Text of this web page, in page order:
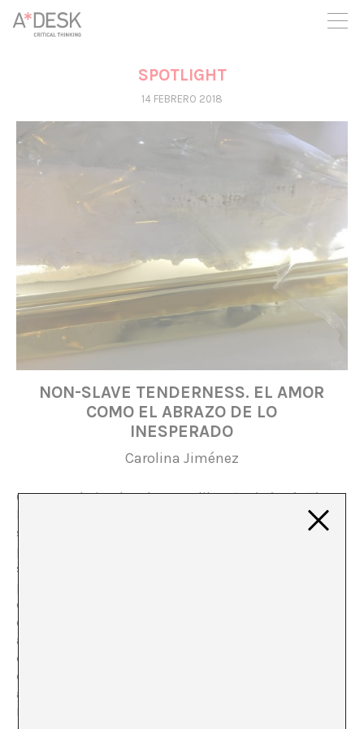
crees también en A*DESK seguimos necesitándote para poder
seguir adelante. Ahora puedes participar del proyecto y
apoyarlo.
SPOTLIGHT
14 FEBRERO 2018
NON-SLAVE TENDERNESS. EL AMOR
COMO EL ABRAZO DE LO
INESPERADO
Carolina Jiménez
Cuenta Andrei Tarkovsky en su libroSculpting in Time
lo mucho que le irritaba escuchar las hipótesis y
sospechas acerca del significado de “la zona” en su
película
simplemente una zona, es la vida. Y concluía, “es esa
partícula elemental con la que el hombre puede contar
en su vida: la capacidad de amar que da sentido a su
existencia”. Teniendo en cuenta la perspicacia
autoanalítica de la escritura del director, una estaría
casi obligada a aceptarlo. Me resisto a hacerlo, sin
embargo, porque la explicación cae en un fuerte
antropocentrismo que no se manifiesta en la película.
La zona, aun sin presencia humana, está llena de vida,